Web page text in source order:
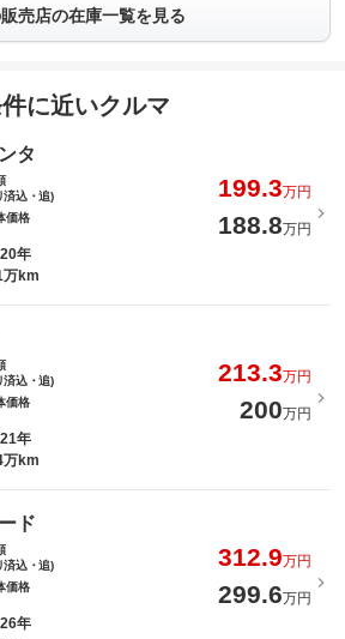
売店の在庫一覧を見る
に近いクルマ
タ
済込・追)
199.3万円
価格
188.8万円
年
万km
済込・追)
213.3万円
価格
200万円
年
万km
ド
済込・追)
312.9万円
価格
299.6万円
年